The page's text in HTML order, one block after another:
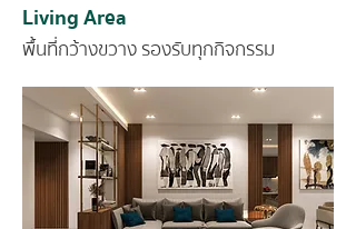
Living Area
พื้นที่กว้างขวาง รองรับทุกกิจกรรม